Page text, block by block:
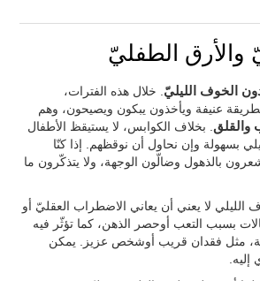
والأرق الطفليّ
الخوف الليليّ . خلال هذه الفترات،
عنيفة ويأخذون يبكون ويصيحون، وهم
والقلق . بخلاف الكوابس، لا يستيقظ الأطفال
بسهولة وإن نحاول أن نوقظهم. إذا كنّا
بالذهول وضالّون الوجهة، ولا يتذكّرون ما
الليلي لا يعني أن يعاني الاضطراب العقليّ أو
بسبب التعب أوحصر الذهن، كما تؤثّر فيه
مثل فقدان قريب أوشخص عزيز. يمكن
إليه.